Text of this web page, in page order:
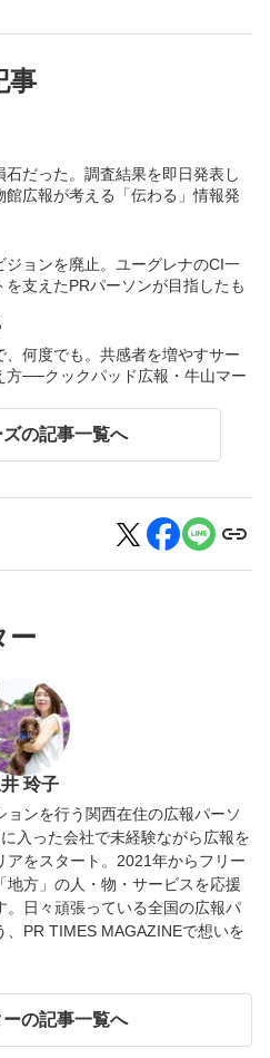
事
石だった。調査結果を即日発表し
館広報が考える「伝わる」情報発
ジョンを廃止。ユーグレナのCI一
を支えたPRパーソンが目指したも
、何度でも。共感者を増やすサー
方──クックパッド広報・牛山マー
の記事一覧へ
ー
玲子
ンを行う関西在住の広報パーソ
入った会社で未経験ながら広報を
アをスタート。2021年からフリー
方」の人・物・サービスを応援
日々頑張っている全国の広報パ
PR TIMES MAGAZINEで想いを
の記事一覧へ